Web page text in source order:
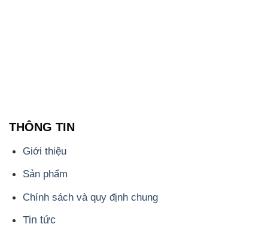
THÔNG TIN
Giới thiệu
Sản phẩm
Chính sách và quy định chung
Tin tức